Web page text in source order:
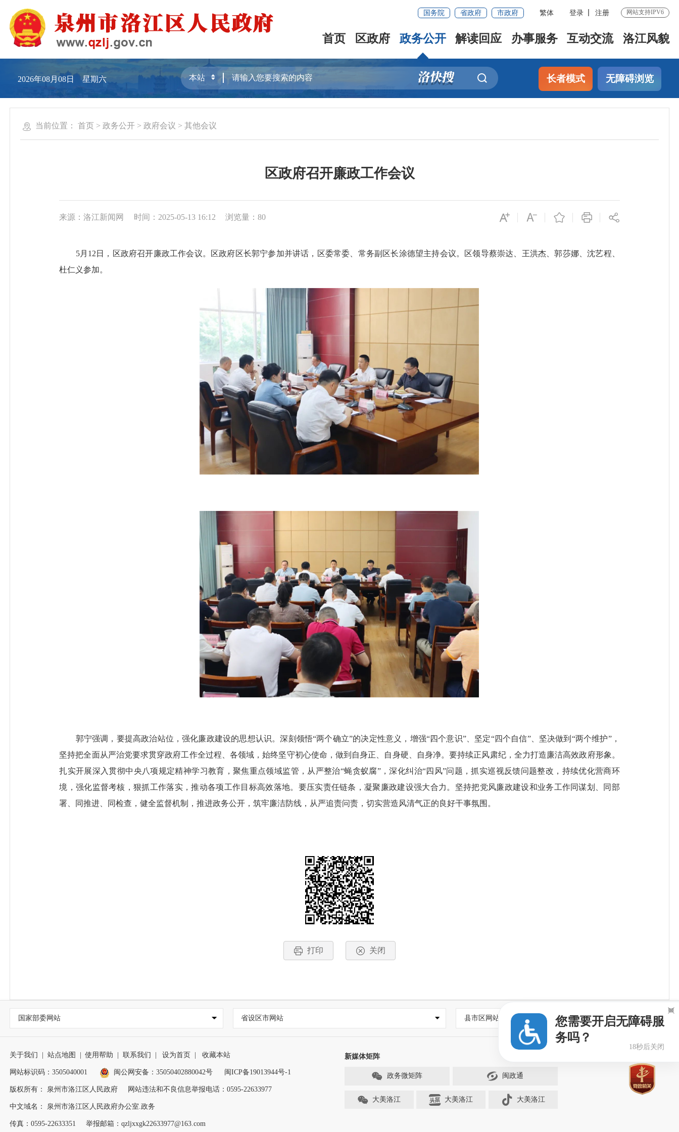
国务院 省政府 市政府 繁体 登录 注册 网站支持IPV6
首页 区政府 政务公开 解读回应 办事服务 互动交流 洛江风貌
2026年08月08日 星期六 长者模式 无障碍浏览
当前位置： 首页 >政务公开 >政府会议 >其他会议
区政府召开廉政工作会议
来源：洛江新闻网 时间：2025-05-13 16:12 浏览量： 80
5月12日，区政府召开廉政工作会议。区政府区长郭宁参加并讲话，区委常委、常务副区长涂德望主持会议。区领导蔡崇达、王洪杰、郭莎娜、沈艺程、
杜仁义参加。
郭宁强调，要提高政治站位，强化廉政建设的思想认识。深刻领悟“两个确立”的决定性意义，增强“四个意识”、坚定“四个自信”、坚决做到“两个维护”，
坚持把全面从严治党要求贯穿政府工作全过程、各领域，始终坚守初心使命，做到自身正、自身硬、自身净。要持续正风肃纪，全力打造廉洁高效政府形象。
扎实开展深入贯彻中央八项规定精神学习教育，聚焦重点领域监管，从严整治“蝇贪蚁腐”，深化纠治“四风”问题，抓实巡视反馈问题整改，持续优化营商环
境，强化监督考核，狠抓工作落实，推动各项工作目标高效落地。要压实责任链条，凝聚廉政建设强大合力。坚持把党风廉政建设和业务工作同谋划、同部
署、同推进、同检查，健全监督机制，推进政务公开，筑牢廉洁防线，从严追责问责，切实营造风清气正的良好干事氛围。
打印 关闭
国家部委网站 省设区市网站 县市区网站
关于我们 站点地图 使用帮助 联系我们 设为首页 收藏本站
网站标识码：3505040001 闽公网安备：35050402880042号 闽ICP备19013944号-1
版权所有： 泉州市洛江区人民政府 网站违法和不良信息举报电话：0595-22633977
中文域名： 泉州市洛江区人民政府办公室.政务
传真：0595-22633351 举报邮箱：qzljxxgk22633977@163.com
新媒体矩阵
政务微矩阵 闽政通
大美洛江 大美洛江 大美洛江
您需要开启无障碍服
务吗？
18秒后关闭
